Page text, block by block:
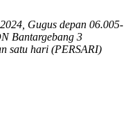
Gugus depan 06.005-
Bantargebang 3
satu hari (PERSARI)